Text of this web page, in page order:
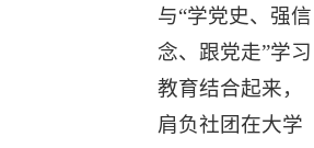
与“学党史、强信
念、跟党走”学习
教育结合起来，
肩负社团在大学